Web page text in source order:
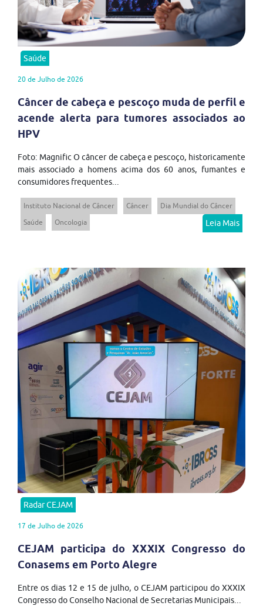
Saúde
20 de Julho de 2026
Câncer de cabeça e pescoço muda de perfil e
acende alerta para tumores associados ao
HPV
Foto: Magnific O câncer de cabeça e pescoço, historicamente
mais associado a homens acima dos 60 anos, fumantes e
consumidores frequentes...
Instituto Nacional de Câncer Câncer
Dia Mundial do Câncer
Saúde
Oncologia Leia Mais
Radar CEJAM
17 de Julho de 2026
CEJAM participa do XXXIX Congresso do
Conasems em Porto Alegre
Entre os dias 12 e 15 de julho, o CEJAM participou do XXXIX
Congresso do Conselho Nacional de Secretarias Municipais...